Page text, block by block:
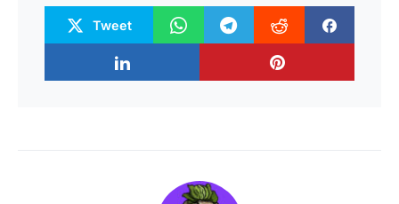
Tweet